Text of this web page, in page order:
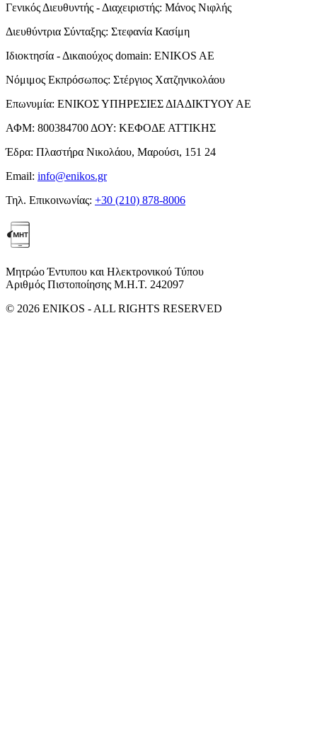
Γενικός Διευθυντής - Διαχειριστής: Μάνος Νιφλής
Διευθύντρια Σύνταξης: Στεφανία Κασίμη
Ιδιοκτησία - Δικαιούχος domain: ENIKOS AE
Νόμιμος Εκπρόσωπος: Στέργιος Χατζηνικολάου
Επωνυμία: ΕΝΙΚΟΣ ΥΠΗΡΕΣΙΕΣ ΔΙΑΔΙΚΤΥΟΥ ΑΕ
ΑΦΜ: 800384700 ΔΟΥ: ΚΕΦΟΔΕ ΑΤΤΙΚΗΣ
Έδρα: Πλαστήρα Νικολάου, Μαρούσι, 151 24
Email: info@enikos.gr
Τηλ. Επικοινωνίας: +30 (210) 878-8006
Μητρώο Έντυπου και Ηλεκτρονικού Τύπου
Αριθμός Πιστοποίησης Μ.Η.Τ. 242097
© 2026 ENIKOS - ALL RIGHTS RESERVED